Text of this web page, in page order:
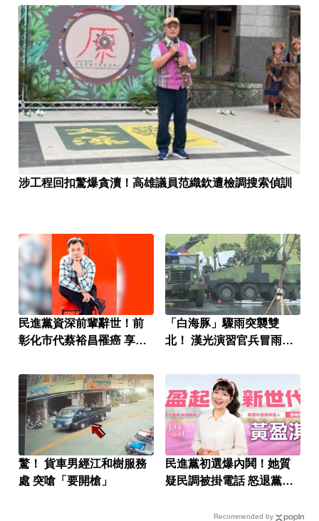
涉工程回扣驚爆貪瀆！高雄議員范織欽遭檢調搜索偵訓
民進黨資深前輩辭世！前
彰化市代蔡裕昌罹癌 享壽
「白海豚」驟雨突襲雙
北！ 漢光演習官兵冒雨操
驚！ 貨車男經江和樹服務
處 突嗆「要開槍」
民進黨初選爆內鬨！她質
疑民調被掛電話 怒退黨選
Recommended by